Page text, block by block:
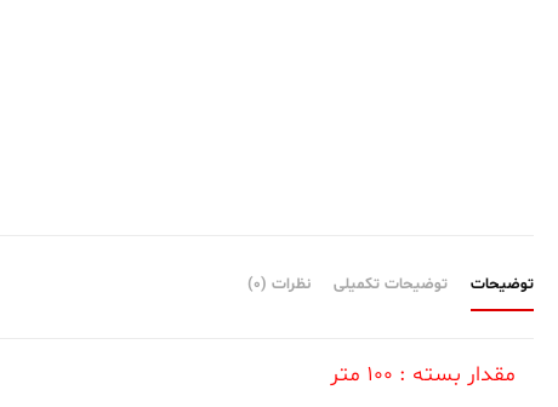
توضیحات توضیحات تکمیلی نظرات (0)
مقدار بسته : ۱۰۰ متر